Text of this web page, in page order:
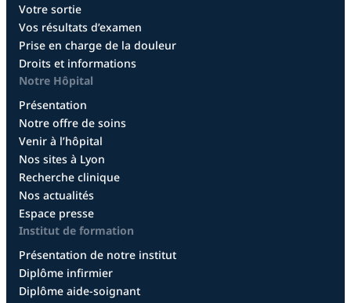
Votre sortie
Vos résultats d’examen
Prise en charge de la douleur
Droits et informations
Notre Hôpital
Présentation
Notre offre de soins
Venir à l’hôpital
Nos sites à Lyon
Recherche clinique
Nos actualités
Espace presse
Institut de formation
Présentation de notre institut
Diplôme infirmier
Diplôme aide-soignant